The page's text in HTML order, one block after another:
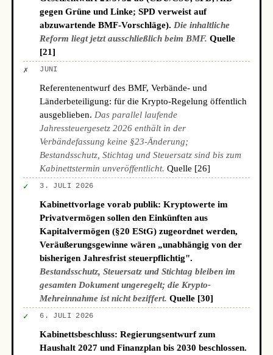
gegen Grüne und Linke; SPD verweist auf
abzuwartende BMF-Vorschläge). Die inhaltliche
Reform liegt jetzt ausschließlich beim BMF. Quelle
[21]
✗ JUNI
Referentenentwurf des BMF, Verbände- und
Länderbeteiligung: für die Krypto-Regelung öffentlich
ausgeblieben. Das parallel laufende
Jahressteuergesetz 2026 enthält in der
Verbändefassung keine §23-Änderung;
Bestandsschutz, Stichtag und Steuersatz sind bis zum
Kabinettstermin unveröffentlicht. Quelle [26]
✓ 3. JULI 2026
Kabinettvorlage vorab publik: Kryptowerte im
Privatvermögen sollen den Einkünften aus
Kapitalvermögen (§20 EStG) zugeordnet werden,
Veräußerungsgewinne wären „unabhängig von der
bisherigen Jahresfrist steuerpflichtig".
Bestandsschutz, Steuersatz und Stichtag bleiben im
gesamten Dokument ungeregelt; die Krypto-
Mehreinnahme ist nicht beziffert. Quelle [30]
✓ 6. JULI 2026
Kabinettsbeschluss: Regierungsentwurf zum
Haushalt 2027 und Finanzplan bis 2030 beschlossen.